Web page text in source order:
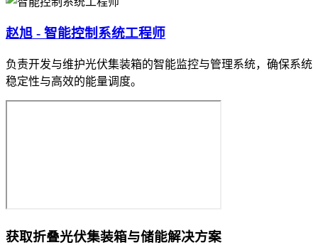
赵旭 - 智能控制系统工程师
负责开发与维护光伏集装箱的智能监控与管理系统，确保系统
稳定性与高效的能量调度。
获取折叠光伏集装箱与储能解决方案